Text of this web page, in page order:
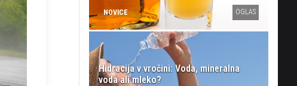
NOVICE OGLAS
Hidracija v vročini: Voda, mineralna
voda ali mleko?